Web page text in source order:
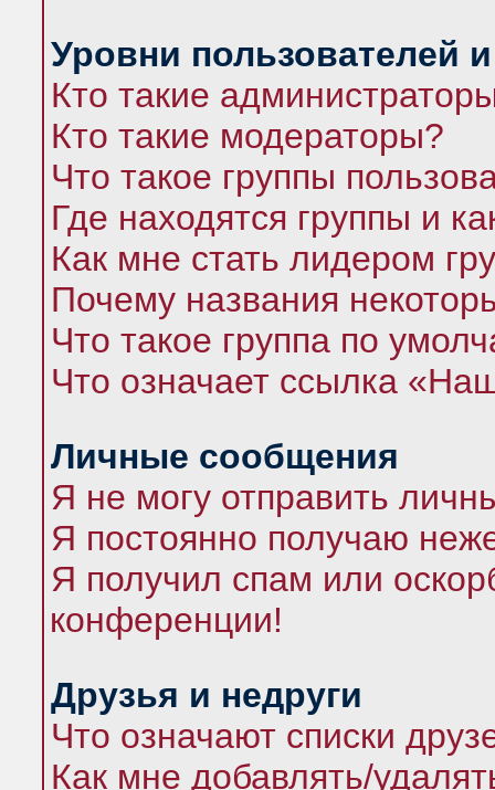
Уровни пользователей
Кто такие
Кто такие модераторы?
Что такое группы
Где находятся группы и
Как мне стать лидером
Почему названия
Что такое группа по
Что означает ссылка
Личные сообщения
Я не могу отправить
Я постоянно получаю
Я получил спам или
конференции!
Друзья и недруги
Что означают списки
Как мне добавлять/